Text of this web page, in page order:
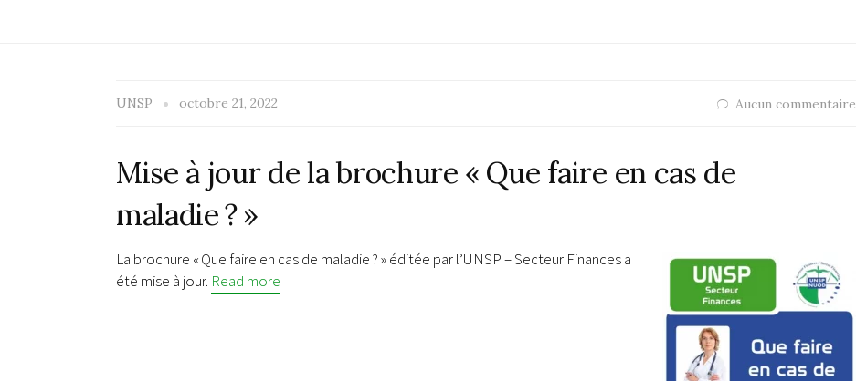
UNSP octobre 21, 2022 Aucun commentaire
Mise à jour de la brochure « Que faire en cas de
maladie ? »
La brochure « Que faire en cas de maladie ? » éditée par l’UNSP – Secteur Finances a
été mise à jour. Read more